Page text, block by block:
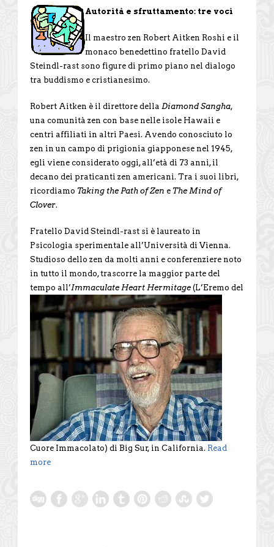
Autorità e sfruttamento: tre voci
Il maestro zen Robert Aitken Roshi e il
monaco benedettino fratello David
Steindl-rast sono figure di primo piano nel dialogo
tra buddismo e cristianesimo.
Robert Aitken è il direttore della Diamond Sangha,
una comunità zen con base nelle isole Hawaii e
centri affiliati in altri Paesi. Avendo conosciuto lo
zen in un campo di prigionia giapponese nel 1945,
egli viene considerato oggi, all’età di 73 anni, il
decano dei praticanti zen americani. Tra i suoi libri,
ricordiamo Taking the Path of Zen e The Mind of
Clover.
Fratello David Steindl-rast si è laureato in
Psicologia sperimentale all’Università di Vienna.
Studioso dello zen da molti anni e conferenziere noto
in tutto il mondo, trascorre la maggior parte del
tempo all’Immaculate Heart Hermitage(L’Eremo del
Cuore Immacolato) di Big Sur, in California. Read
more